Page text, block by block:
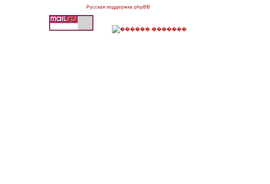
Русская поддержка phpBB